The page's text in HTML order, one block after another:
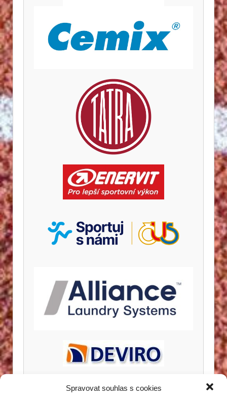
Spravovat souhlas s cookies